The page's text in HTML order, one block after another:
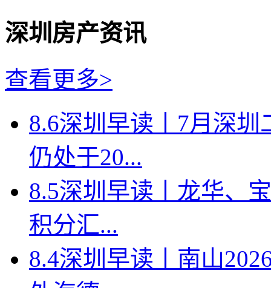
深圳房产资讯
查看更多>
8.6深圳早读丨7月深
仍处于20...
8.5深圳早读丨龙华、
积分汇...
8.4深圳早读丨南山